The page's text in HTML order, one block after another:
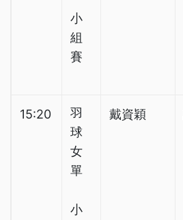
小
組
賽
15:20
羽
球
女
單
小
戴資穎